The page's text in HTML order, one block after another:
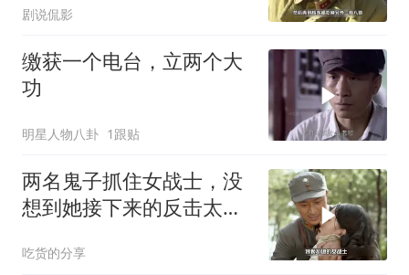
剧说侃影
缴获一个电台，立两个大
功
明星人物八卦 1跟贴
两名鬼子抓住女战士，没
想到她接下来的反击太解
吃货的分享